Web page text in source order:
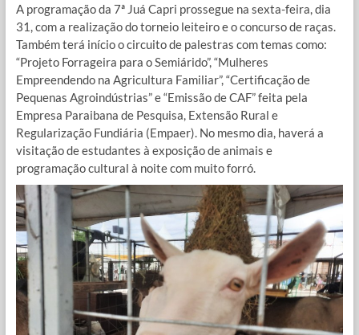
A programação da 7ª Juá Capri prossegue na sexta-feira, dia
31, com a realização do torneio leiteiro e o concurso de raças.
Também terá início o circuito de palestras com temas como:
“Projeto Forrageira para o Semiárido”, “Mulheres
Empreendendo na Agricultura Familiar”, “Certificação de
Pequenas Agroindústrias” e “Emissão de CAF” feita pela
Empresa Paraibana de Pesquisa, Extensão Rural e
Regularização Fundiária (Empaer). No mesmo dia, haverá a
visitação de estudantes à exposição de animais e
programação cultural à noite com muito forró.